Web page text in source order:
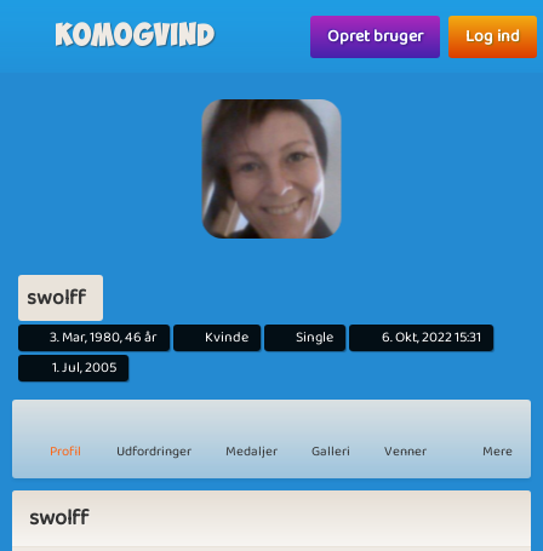
Komogvind Opret bruger Log ind
swolff
3. Mar, 1980, 46 år Kvinde Single
6. Okt, 2022 15:31
1. Jul, 2005
Profil Udfordringer Medaljer Galleri Venner Mere
swolff